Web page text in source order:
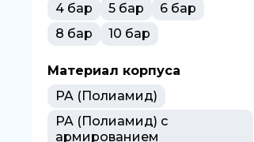
4 бар
5 бар
6 бар
8 бар
10 бар
Материал корпуса
PA (Полиамид)
PA (Полиамид) с
армированием